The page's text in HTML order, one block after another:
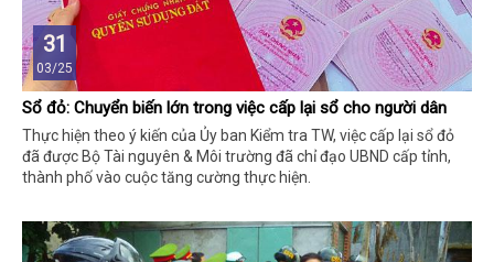
31
03/25
Sổ đỏ: Chuyển biến lớn trong việc cấp lại sổ cho người dân
Thực hiện theo ý kiến của Ủy ban Kiểm tra TW, việc cấp lại sổ đỏ
đã được Bộ Tài nguyên & Môi trường đã chỉ đạo UBND cấp tỉnh,
thành phố vào cuộc tăng cường thực hiện.